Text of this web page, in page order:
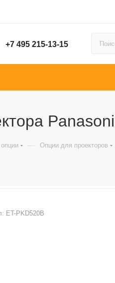
+7 495 215-13-15
— Опции для проекторов
ET-PKD520B